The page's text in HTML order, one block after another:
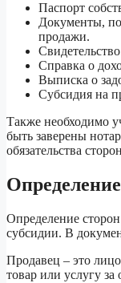
Паспорт
Документы,
продажи.
Справка о
Выписка о
Субсидия на
Также необходимо
быть заверены
обязательства
Определение
субсидии. В
Продавец – это
товар или услугу